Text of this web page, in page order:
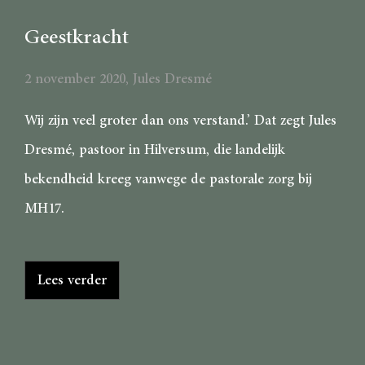
Geestkracht
2 november 2020, Jules Dresmé
Wij zijn veel groter dan ons verstand.’ Dat zegt Jules
Dresmé, pastoor in Hilversum, die landelijk
bekendheid kreeg vanwege de pastorale zorg bij
MH17.
Lees verder